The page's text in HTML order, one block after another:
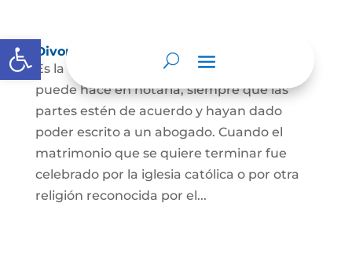
Abrir barra de herramientas
Divorcio
Es la terminación del Matrimonio Civil y se
puede hace en notaría, siempre que las
partes estén de acuerdo y hayan dado
poder escrito a un abogado. Cuando el
matrimonio que se quiere terminar fue
celebrado por la iglesia católica o por otra
religión reconocida por el...